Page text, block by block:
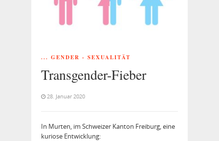
... GENDER - SEXUALITÄT
Transgender-Fieber
28. Januar 2020
In Murten, im Schweizer Kanton Freiburg, eine
kuriose Ent­wicklung: